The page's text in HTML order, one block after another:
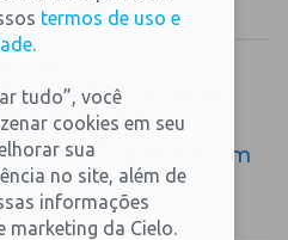
por Equipe Cielo
de Compras
a IA para e-
que
conversas em
por Equipe Cielo
termos de uso e
.
tudo”, você
cookies em seu
sua
no site, além de
informações
marketing da Cielo.